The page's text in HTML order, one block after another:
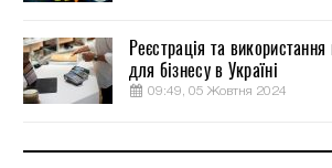
Реєстрація та
для бізнесу в Україні
09:49, 05 Жовтня 2024